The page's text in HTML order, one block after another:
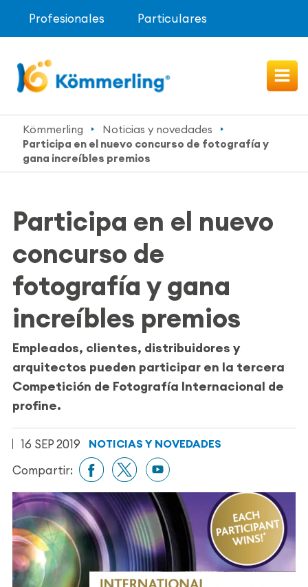
Profesionales Particulares
Kömmerling
Noticias y novedades
Participa en el nuevo concurso de fotografía y
gana increíbles premios
Participa en el nuevo
concurso de
fotografía y gana
increíbles premios
Empleados, clientes, distribuidores y
arquitectos pueden participar en la tercera
Competición de Fotografía Internacional de
profine.
16 SEP 2019 NOTICIAS Y NOVEDADES
Compartir: